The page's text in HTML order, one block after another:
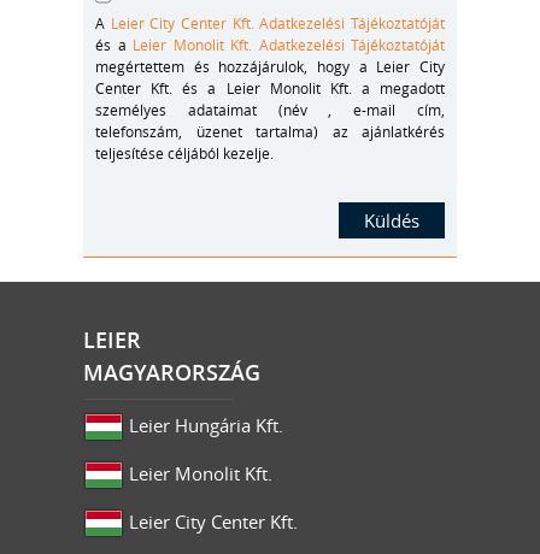
A Leier City Center Kft. Adatkezelési Tájékoztatóját
és a Leier Monolit Kft. Adatkezelési Tájékoztatóját
megértettem és hozzájárulok, hogy a Leier City
Center Kft. és a Leier Monolit Kft. a megadott
személyes adataimat (név , e-mail cím,
telefonszám, üzenet tartalma) az ajánlatkérés
teljesítése céljából kezelje.
LEIER
MAGYARORSZÁG
Leier Hungária Kft.
Leier Monolit Kft.
Leier City Center Kft.